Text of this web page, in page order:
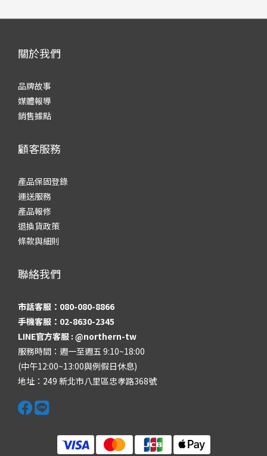
關於我們
品牌故事
媒體報導
銷售據點
顧客服務
產品保固登錄
運送服務
產品報修
退換貨政策
條款與細則
聯絡我們
市話客服：080-080-8866
手機客服：02-8630-2345
LINE官方客服 : @northern-tw
服務時間：週一至週五 9:10~18:00
(中午12:00~13:00與例假日休息)
地址：249 新北市八里區忠孝路368號